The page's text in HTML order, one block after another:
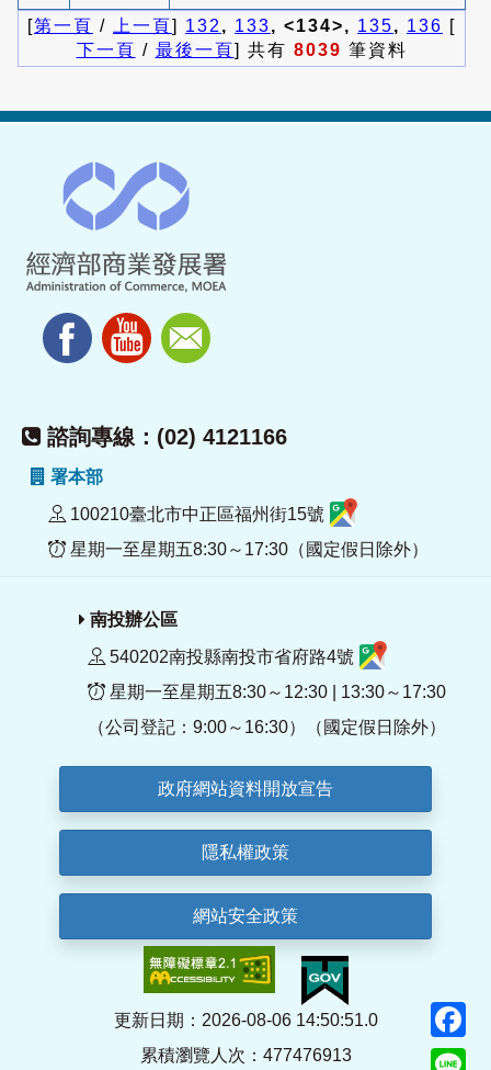
[第一頁 / 上一頁] 132 , 133, <134>, 135, 136 [
下一頁 / 最後一頁] 共有 8039 筆資料
諮詢專線：(02) 4121166
署本部
100210臺北市中正區福州街15號
星期一至星期五8:30～17:30（國定假日除外）
南投辦公區
540202南投縣南投市省府路4號
星期一至星期五8:30～12:30 | 13:30～17:30
（公司登記：9:00～16:30）（國定假日除外）
政府網站資料開放宣告
隱私權政策
網站安全政策
更新日期：2026-08-06 14:50:51.0
累積瀏覽人次：477476913